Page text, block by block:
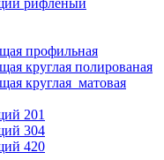
рифленый
профильная
круглая полированая
круглая матовая
201
304
420